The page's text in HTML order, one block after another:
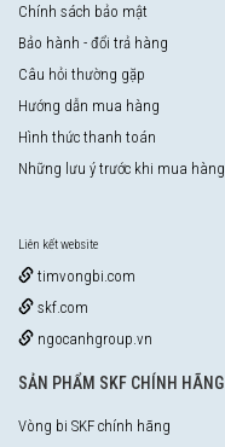
Chính sách bảo mật
Bảo hành - đổi trả hàng
Câu hỏi thường gặp
Hướng dẫn mua hàng
Hình thức thanh toán
Những lưu ý trước khi mua hàng
Liên kết website
timvongbi.com
skf.com
ngocanhgroup.vn
SẢN PHẨM SKF CHÍNH HÃNG
Vòng bi SKF chính hãng